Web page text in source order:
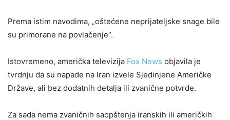
Prema istim navodima, „oštećene neprijateljske snage bile
su primorane na povlačenje“.
Istovremeno, američka televizija Fox News objavila je
tvrdnju da su napade na Iran izvele Sjedinjene Američke
Države, ali bez dodatnih detalja ili zvanične potvrde.
Za sada nema zvaničnih saopštenja iranskih ili američkih